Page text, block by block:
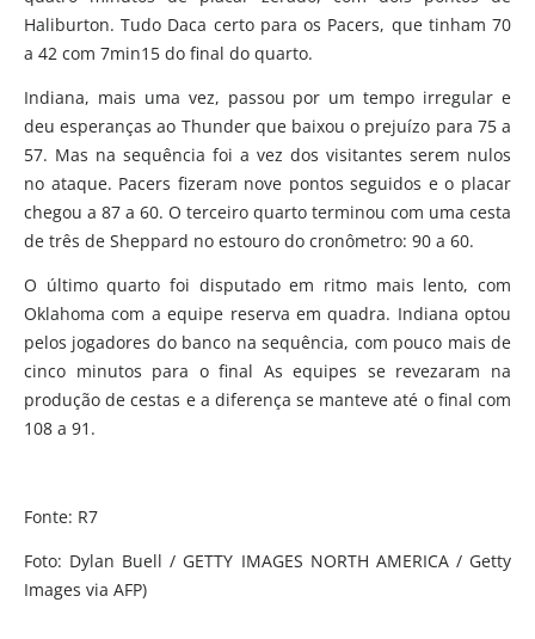
Haliburton. Tudo Daca certo para os Pacers, que tinham 70
a 42 com 7min15 do final do quarto.
Indiana, mais uma vez, passou por um tempo irregular e
deu esperanças ao Thunder que baixou o prejuízo para 75 a
57. Mas na sequência foi a vez dos visitantes serem nulos
no ataque. Pacers fizeram nove pontos seguidos e o placar
chegou a 87 a 60. O terceiro quarto terminou com uma cesta
de três de Sheppard no estouro do cronômetro: 90 a 60.
O último quarto foi disputado em ritmo mais lento, com
Oklahoma com a equipe reserva em quadra. Indiana optou
pelos jogadores do banco na sequência, com pouco mais de
cinco minutos para o final As equipes se revezaram na
produção de cestas e a diferença se manteve até o final com
108 a 91.
Fonte: R7
Foto: Dylan Buell / GETTY IMAGES NORTH AMERICA / Getty
Images via AFP)